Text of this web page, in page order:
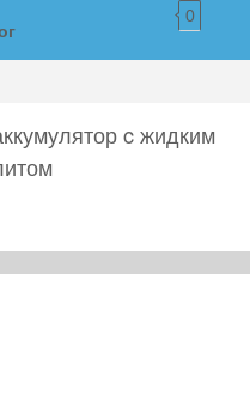
0
c жидким